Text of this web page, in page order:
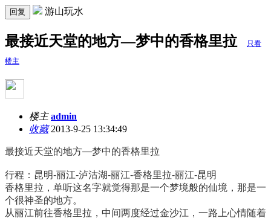
回复 游山玩水
最接近天堂的地方—梦中的香格里拉 只看
楼主
楼主 admin
收藏2013-9-25 13:34:49
最接近天堂的地方—梦中的香格里拉
行程：昆明-丽江-泸沽湖-丽江-香格里拉-丽江-昆明
香格里拉，单听这名字就觉得那是一个梦境般的仙境，那是一
个很神圣的地方。
从丽江前往香格里拉，中间两度经过金沙江，一路上心情随着